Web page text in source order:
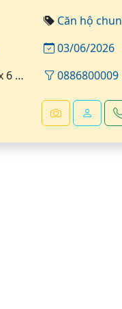
Căn hộ chung cư
03/06/2026
m² 0886800009